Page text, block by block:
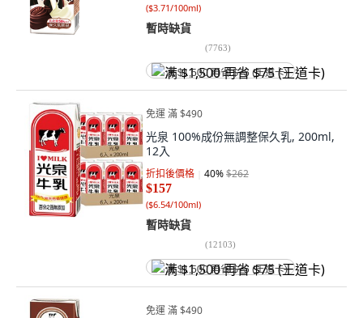
($3.71/100ml)
暫時缺貨
(7763)
满 $1,500 再省 $75 (王道卡)
免運 滿 $490
光泉 100%成份無調整保久乳, 200ml,
12入
折扣後價格 40%$262
$157
($6.54/100ml)
暫時缺貨
(12103)
满 $1,500 再省 $75 (王道卡)
免運 滿 $490